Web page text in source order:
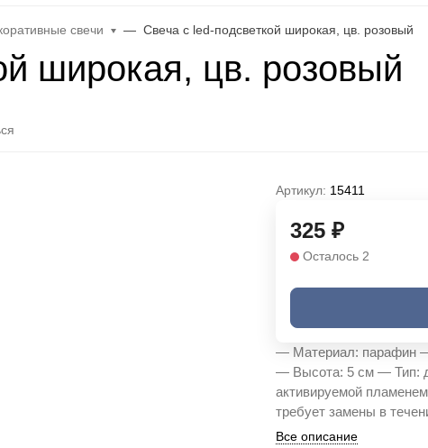
свечи Свеча с led-подсветкой широкая, цв. розовый
широкая, цв. розовый
Артикул: 15411
325 ₽
Осталось 2
— Материал: парафин
— Высота: 5 см — Тип:
активируемой
требует замены в
Все описание